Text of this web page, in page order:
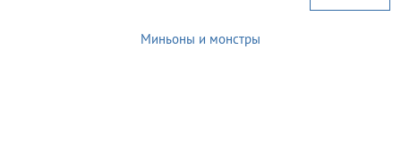
Миньоны и монстры